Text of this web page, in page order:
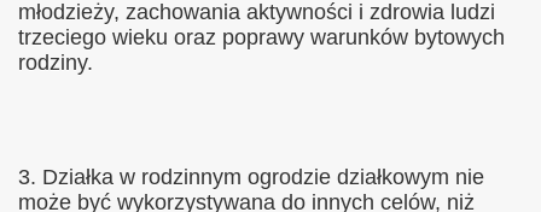
młodzieży, zachowania aktywności i zdrowia ludzi
trzeciego wieku oraz poprawy warunków bytowych
rodziny.
3. Działka w rodzinnym ogrodzie działkowym nie
może być wykorzystywana do innych celów, niż